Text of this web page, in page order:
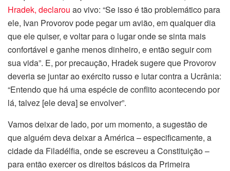
Hradek, declarou ao vivo: “Se isso é tão problemático para
ele, Ivan Provorov pode pegar um avião, em qualquer dia
que ele quiser, e voltar para o lugar onde se sinta mais
confortável e ganhe menos dinheiro, e então seguir com
sua vida”. E, por precaução, Hradek sugere que Provorov
deveria se juntar ao exército russo e lutar contra a Ucrânia:
“Entendo que há uma espécie de conflito acontecendo por
lá, talvez [ele deva] se envolver”.
Vamos deixar de lado, por um momento, a sugestão de
que alguém deva deixar a América – especificamente, a
cidade da Filadélfia, onde se escreveu a Constituição –
para então exercer os direitos básicos da Primeira